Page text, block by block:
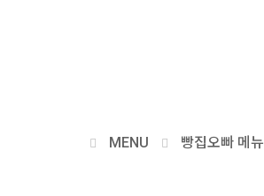
MENU 빵집오빠 메뉴